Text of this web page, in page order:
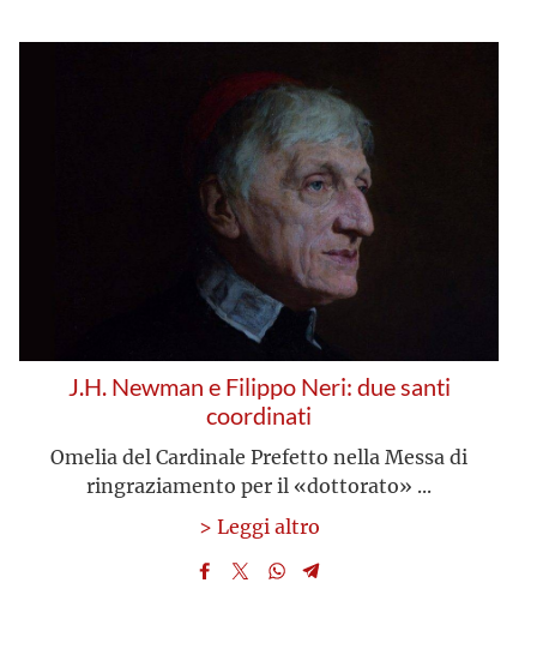
J.H. Newman e Filippo Neri: due santi
coordinati
Omelia del Cardinale Prefetto nella Messa di
ringraziamento per il «dottorato» ...
> Leggi altro